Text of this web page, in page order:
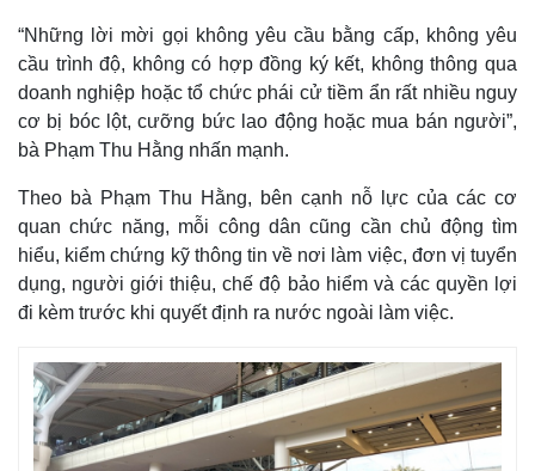
Kinh tế
Thị trường
“Những lời mời gọi không yêu cầu bằng cấp, không yêu
cầu trình độ, không có hợp đồng ký kết, không thông qua
doanh nghiệp hoặc tổ chức phái cử tiềm ẩn rất nhiều nguy
cơ bị bóc lột, cưỡng bức lao động hoặc mua bán người”,
bà Phạm Thu Hằng nhấn mạnh.
Theo bà Phạm Thu Hằng, bên cạnh nỗ lực của các cơ
quan chức năng, mỗi công dân cũng cần chủ động tìm
hiểu, kiểm chứng kỹ thông tin về nơi làm việc, đơn vị tuyển
dụng, người giới thiệu, chế độ bảo hiểm và các quyền lợi
đi kèm trước khi quyết định ra nước ngoài làm việc.